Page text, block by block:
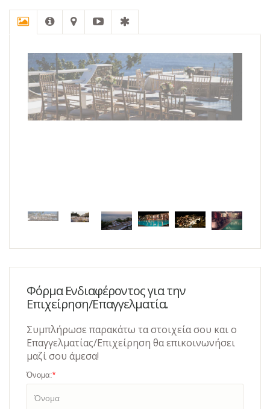
Φόρμα Ενδιαφέροντος για την
Επιχείρηση/Επαγγελματία.
Συμπλήρωσε παρακάτω τα στοιχεία σου και ο
Επαγγελματίας/Επιχείρηση θα επικοινωνήσει
μαζί σου άμεσα!
Όνομα:*